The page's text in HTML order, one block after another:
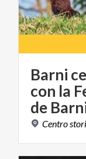
Barni
con la
de
Centro